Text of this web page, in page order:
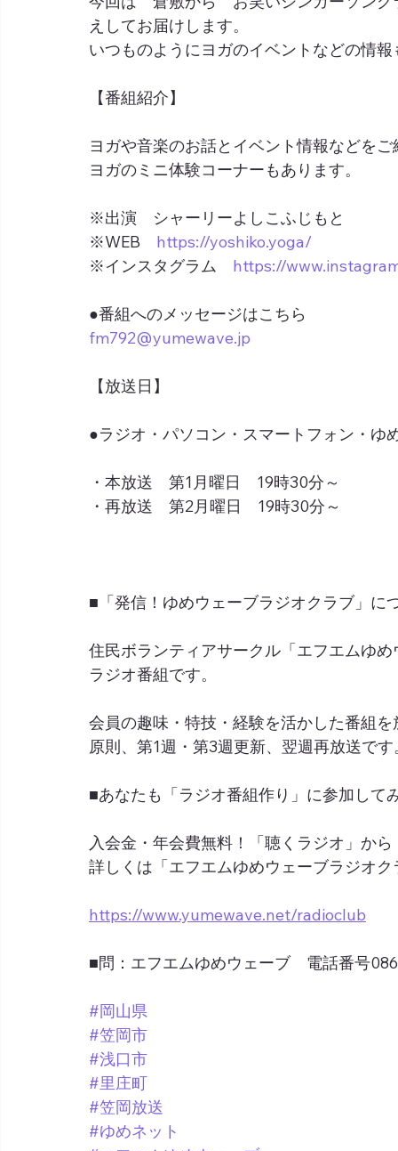
えしてお届けします。
いつものようにヨガのイベントなどの情
【番組紹介】
ヨガや音楽のお話とイベント情報などを
ヨガのミニ体験コーナーもあります。
※出演　シャーリーよしこふじもと
※WEB https://yoshiko.yoga/
※インスタグラム https://
●番組へのメッセージはこちら
fm792@yumewave.jp
【放送日】
●ラジオ・パソコン・スマートフォン・ゆ
・本放送　第1月曜日　19時30分～
・再放送　第2月曜日　19時30分～
■「発信！ゆめウェーブラジオクラブ」に
住民ボランティアサークル「エフエムゆ
ラジオ番組です。
会員の趣味・特技・経験を活かした番組
原則、第1週・第3週更新、翌週再放送です
■あなたも「ラジオ番組作り」に参加して
入会金・年会費無料！「聴くラジオ」か
詳しくは「エフエムゆめウェーブラジオ
https://www.yumewave.net/radioclub
■問：エフエムゆめウェーブ　電話番号
#岡山県
#笠岡市
#浅口市
#里庄町
#笠岡放送
#ゆめネット